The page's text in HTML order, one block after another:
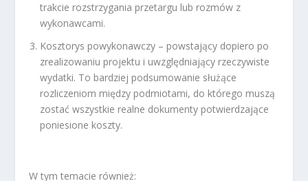
trakcie rozstrzygania przetargu lub rozmów z
wykonawcami.
Kosztorys powykonawczy – powstający dopiero po
zrealizowaniu projektu i uwzględniający rzeczywiste
wydatki. To bardziej podsumowanie służące
rozliczeniom między podmiotami, do którego muszą
zostać wszystkie realne dokumenty potwierdzające
poniesione koszty.
W tym temacie również: